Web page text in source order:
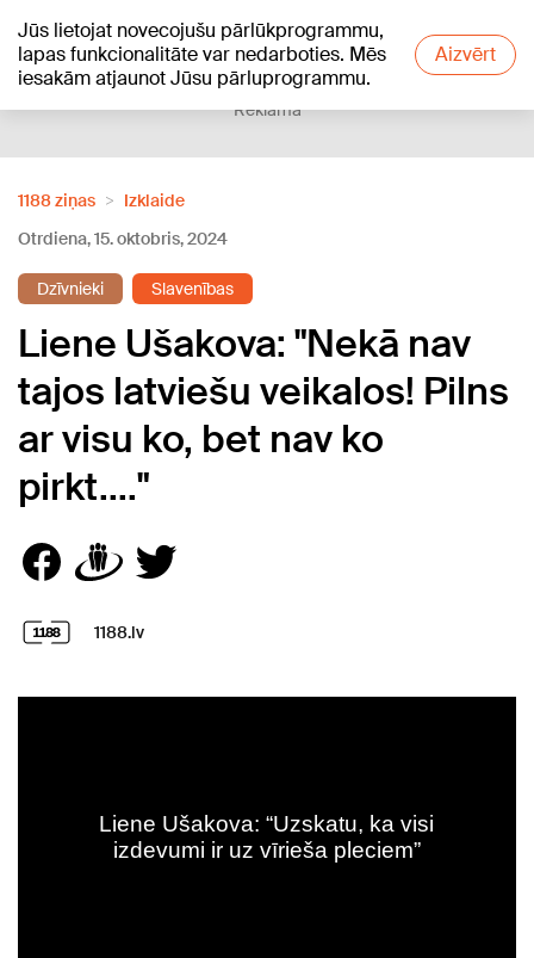
Jūs lietojat novecojušu pārlūkprogrammu,
lapas funkcionalitāte var nedarboties. Mēs
iesakām atjaunot Jūsu pārluprogrammu.
Aizvērt
+26°C
Reklāma
1188 ziņas
Izklaide
Otrdiena, 15. oktobris, 2024
Dzīvnieki Slavenības
Liene Ušakova: "Nekā nav
tajos latviešu veikalos! Pilns
ar visu ko, bet nav ko
pirkt...."
1188.lv